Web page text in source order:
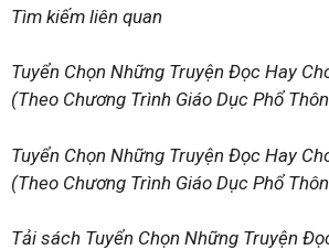
Tìm kiếm liên quan
Tuyển Chọn Những Truyện Đọc Hay
(Theo Chương Trình Giáo Dục Phổ
Tuyển Chọn Những Truyện Đọc Hay
(Theo Chương Trình Giáo Dục Phổ
Tải sách Tuyển Chọn Những Truyện